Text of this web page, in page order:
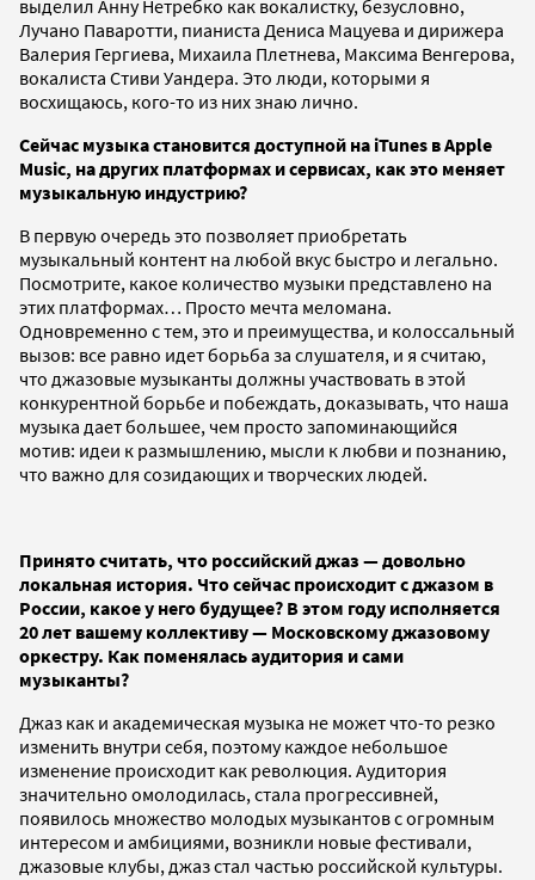
выделил Анну Нетребко как вокалистку, безусловно,
Лучано Паваротти, пианиста Дениса Мацуева и дирижера
Валерия Гергиева, Михаила Плетнева, Максима Венгерова,
вокалиста Стиви Уандера. Это люди, которыми я
восхищаюсь, кого-то из них знаю лично.
Сейчас музыка становится доступной на iTunes в Apple
Music, на других платформах и сервисах, как это меняет
музыкальную индустрию?
В первую очередь это позволяет приобретать
музыкальный контент на любой вкус быстро и легально.
Посмотрите, какое количество музыки представлено на
этих платформах… Просто мечта меломана.
Одновременно с тем, это и преимущества, и колоссальный
вызов: все равно идет борьба за слушателя, и я считаю,
что джазовые музыканты должны участвовать в этой
конкурентной борьбе и побеждать, доказывать, что наша
музыка дает большее, чем просто запоминающийся
мотив: идеи к размышлению, мысли к любви и познанию,
что важно для созидающих и творческих людей.
Принято считать, что российский джаз — довольно
локальная история. Что сейчас происходит с джазом в
России, какое у него будущее? В этом году исполняется
20 лет вашему коллективу — Московскому джазовому
оркестру. Как поменялась аудитория и сами
музыканты?
Джаз как и академическая музыка не может что-то резко
изменить внутри себя, поэтому каждое небольшое
изменение происходит как революция. Аудитория
значительно омолодилась, стала прогрессивней,
появилось множество молодых музыкантов с огромным
интересом и амбициями, возникли новые фестивали,
джазовые клубы, джаз стал частью российской культуры.